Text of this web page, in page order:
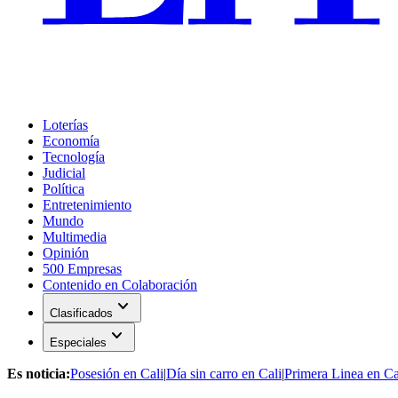
Loterías
Economía
Tecnología
Judicial
Política
Entretenimiento
Mundo
Multimedia
Opinión
500 Empresas
Contenido en Colaboración
Clasificados expand_more
Especiales expand_more
Es noticia:Posesión en Cali|Día sin carro en Cali|Primera Linea en